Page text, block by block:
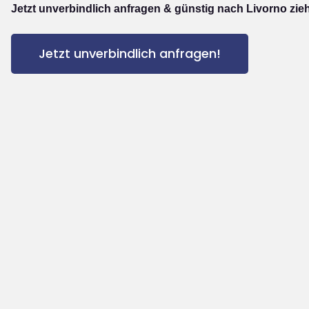
Jetzt unverbindlich anfragen & günstig nach Livorno
Jetzt unverbindlich anfragen!